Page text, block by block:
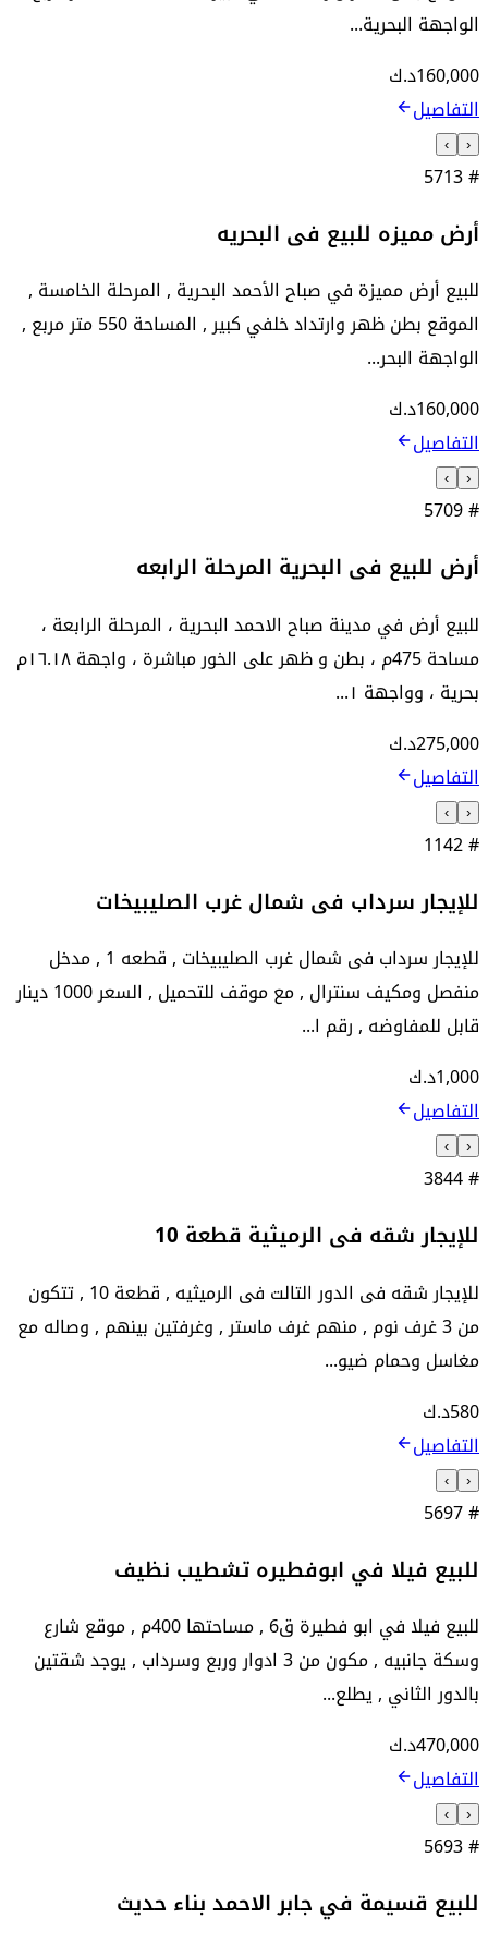
الواجهة البحرية...
160,000د.ك
التفاصيل
‹
›
5713#
أرض مميزه للبيع فى البحريه
للبيع أرض مميزة في صباح الأحمد البحرية , المرحلة الخامسة ,
الموقع بطن ظهر وارتداد خلفي كبير , المساحة 550 متر مربع ,
الواجهة البحر...
160,000د.ك
التفاصيل
‹
›
5709#
أرض للبيع فى البحرية المرحلة الرابعه
للبيع أرض في مدينة صباح الاحمد البحرية ، المرحلة الرابعة ،
مساحة 475م ، بطن و ظهر على الخور مباشرة ، واجهة ١٦.١٨م
بحرية ، وواجهة ١...
275,000د.ك
التفاصيل
‹
›
1142#
للإيجار سرداب فى شمال غرب الصليبيخات
للإيجار سرداب فى شمال غرب الصليبيخات , قطعه 1 , مدخل
منفصل ومكيف سنترال , مع موقف للتحميل , السعر 1000 دينار
قابل للمفاوضه , رقم ا...
1,000د.ك
التفاصيل
‹
›
3844#
للإيجار شقه فى الرميثية قطعة 10
للإيجار شقه فى الدور التالت فى الرميثيه , قطعة 10 , تتكون
من 3 غرف نوم , منهم غرف ماستر , وغرفتين بينهم , وصاله مع
مغاسل وحمام ضيو...
580د.ك
التفاصيل
‹
›
5697#
للبيع فيلا في ابوفطيره تشطيب نظيف
للبيع فيلا في ابو فطيرة ق6 , مساحتها 400م , موقع شارع
وسكة جانبيه , مكون من 3 ادوار وربع وسرداب , يوجد شقتين
بالدور الثاني , يطلع...
470,000د.ك
التفاصيل
‹
›
5693#
للبيع قسيمة في جابر الاحمد بناء حديث